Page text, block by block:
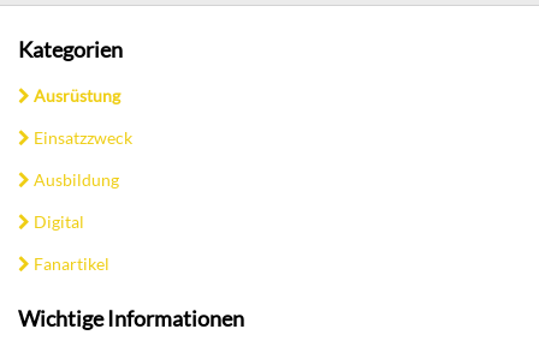
Kategorien
Ausrüstung
Einsatzzweck
Ausbildung
Digital
Fanartikel
Wichtige Informationen